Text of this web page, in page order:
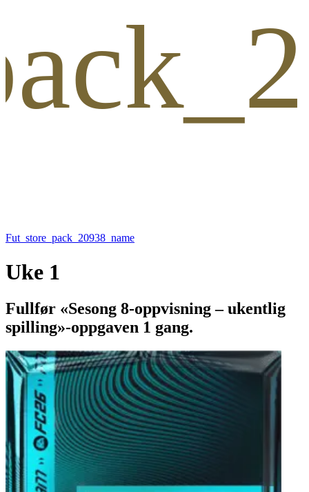
Fut_store_pack_20938_name
Uke 1
Fullfør «Sesong 8-oppvisning – ukentlig
spilling»-oppgaven 1 gang.